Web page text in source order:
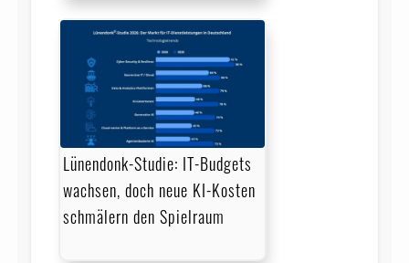
Lünendonk-Studie: IT-Budgets
wachsen, doch neue KI-Kosten
schmälern den Spielraum